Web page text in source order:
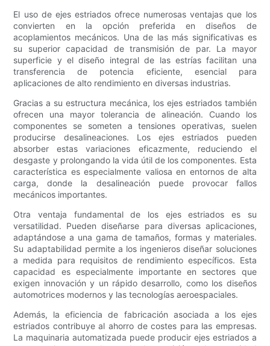
El uso de ejes estriados ofrece numerosas ventajas que los
convierten en la opción preferida en diseños de
acoplamientos mecánicos. Una de las más significativas es
su superior capacidad de transmisión de par. La mayor
superficie y el diseño integral de las estrías facilitan una
transferencia de potencia eficiente, esencial para
aplicaciones de alto rendimiento en diversas industrias.
Gracias a su estructura mecánica, los ejes estriados también
ofrecen una mayor tolerancia de alineación. Cuando los
componentes se someten a tensiones operativas, suelen
producirse desalineaciones. Los ejes estriados pueden
absorber estas variaciones eficazmente, reduciendo el
desgaste y prolongando la vida útil de los componentes. Esta
característica es especialmente valiosa en entornos de alta
carga, donde la desalineación puede provocar fallos
mecánicos importantes.
Otra ventaja fundamental de los ejes estriados es su
versatilidad. Pueden diseñarse para diversas aplicaciones,
adaptándose a una gama de tamaños, formas y materiales.
Su adaptabilidad permite a los ingenieros diseñar soluciones
a medida para requisitos de rendimiento específicos. Esta
capacidad es especialmente importante en sectores que
exigen innovación y un rápido desarrollo, como los diseños
automotrices modernos y las tecnologías aeroespaciales.
Además, la eficiencia de fabricación asociada a los ejes
estriados contribuye al ahorro de costes para las empresas.
La maquinaria automatizada puede producir ejes estriados a